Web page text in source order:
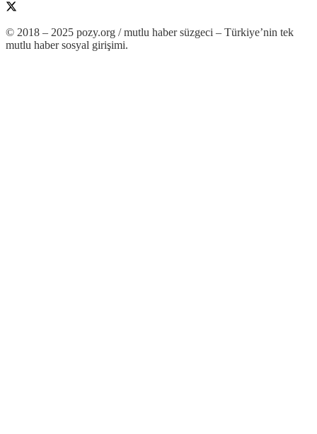
© 2018 – 2025 pozy.org / mutlu haber süzgeci – Türkiye’nin tek
mutlu haber sosyal girişimi.